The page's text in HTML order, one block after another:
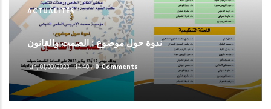
ACTUALITÉS
ندوة حول موضوع : الصمت والقانون
lun, 01/09/2023 - 14:40/0 Comments